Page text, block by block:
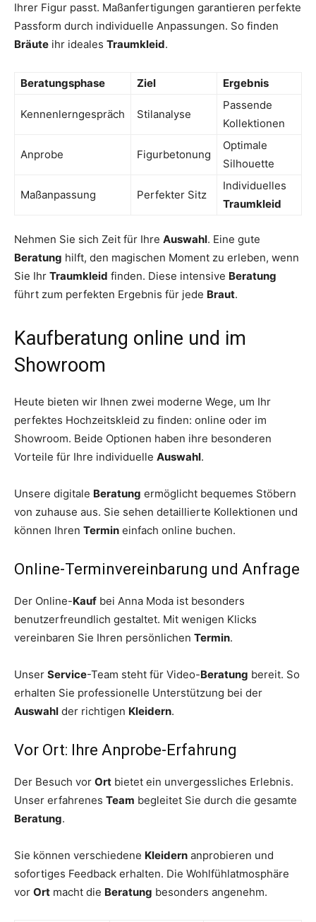
Ihrer Figur passt. Maßanfertigungen garantieren perfekte
Passform durch individuelle Anpassungen. So finden
Bräute ihr ideales Traumkleid.
Beratungsphase Ziel Ergebnis
Kennenlerngespräch Stilanalyse
Passende
Kollektionen
Anprobe Figurbetonung
Optimale
Silhouette
Maßanpassung Perfekter Sitz
Individuelles
Traumkleid
Nehmen Sie sich Zeit für Ihre Auswahl. Eine gute
Beratung hilft, den magischen Moment zu erleben, wenn
Sie Ihr Traumkleid finden. Diese intensive Beratung
führt zum perfekten Ergebnis für jede Braut.
Kaufberatung online und im
Showroom
Heute bieten wir Ihnen zwei moderne Wege, um Ihr
perfektes Hochzeitskleid zu finden: online oder im
Showroom. Beide Optionen haben ihre besonderen
Vorteile für Ihre individuelle Auswahl.
Unsere digitale Beratung ermöglicht bequemes Stöbern
von zuhause aus. Sie sehen detaillierte Kollektionen und
können Ihren Termin einfach online buchen.
Online-Terminvereinbarung und Anfrage
Der Online-Kauf bei Anna Moda ist besonders
benutzerfreundlich gestaltet. Mit wenigen Klicks
vereinbaren Sie Ihren persönlichen Termin.
Unser Service-Team steht für Video-Beratung bereit. So
erhalten Sie professionelle Unterstützung bei der
Auswahl der richtigen Kleidern.
Vor Ort: Ihre Anprobe-Erfahrung
Der Besuch vor Ort bietet ein unvergessliches Erlebnis.
Unser erfahrenes Team begleitet Sie durch die gesamte
Beratung.
Sie können verschiedene Kleidern anprobieren und
sofortiges Feedback erhalten. Die Wohlfühlatmosphäre
vor Ort macht die Beratung besonders angenehm.